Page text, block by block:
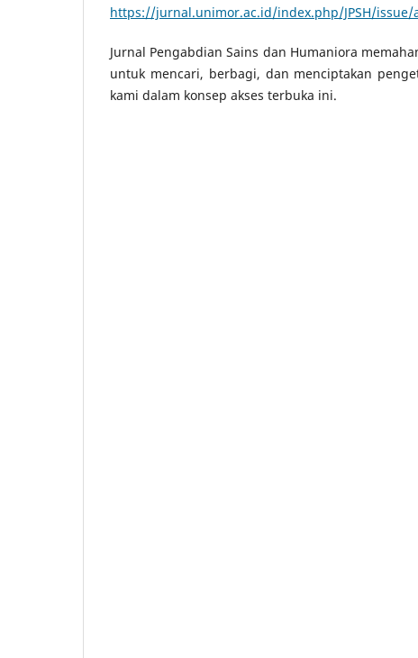
https://jurnal.unimor.ac.id/index.php/JPSH/issue/
Jurnal Pengabdian Sains dan Humaniora
untuk mencari, berbagi, dan menciptakan
kami dalam konsep akses terbuka ini.